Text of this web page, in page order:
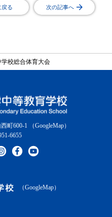
戻る 次の記事へ
学校総合体育大会
町600-1
（GoogleMap）
6655
（GoogleMap）